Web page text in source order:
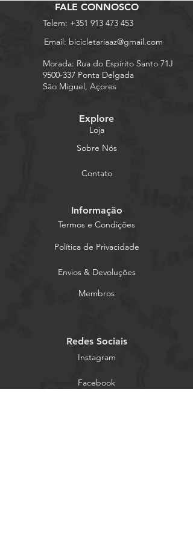
FALE CONNOSCO
Telem: +351 913 473 453
Email: bicicletariaaz@gmail.com
Morada: Rua do Espírito Santo 71J
9500-337 Ponta Delgada
São Miguel, Açores
Explore
Loja
Sobre Nós
Contato
Informação
Termos e Condições
Política de Privacidade
Envios & Devoluções
Membros
Redes Sociais
Instagram
Facebook